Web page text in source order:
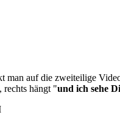
man auf die zweiteilige
, rechts hängt "und ich sehe